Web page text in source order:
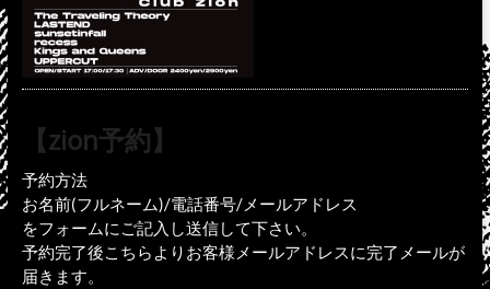
【zion予約】
予約方法
お名前(フルネーム)/電話番号/メールアドレス
をフォームにご記入し送信して下さい。
予約完了後こちらよりお客様メールアドレスに完了メールが
届きます。